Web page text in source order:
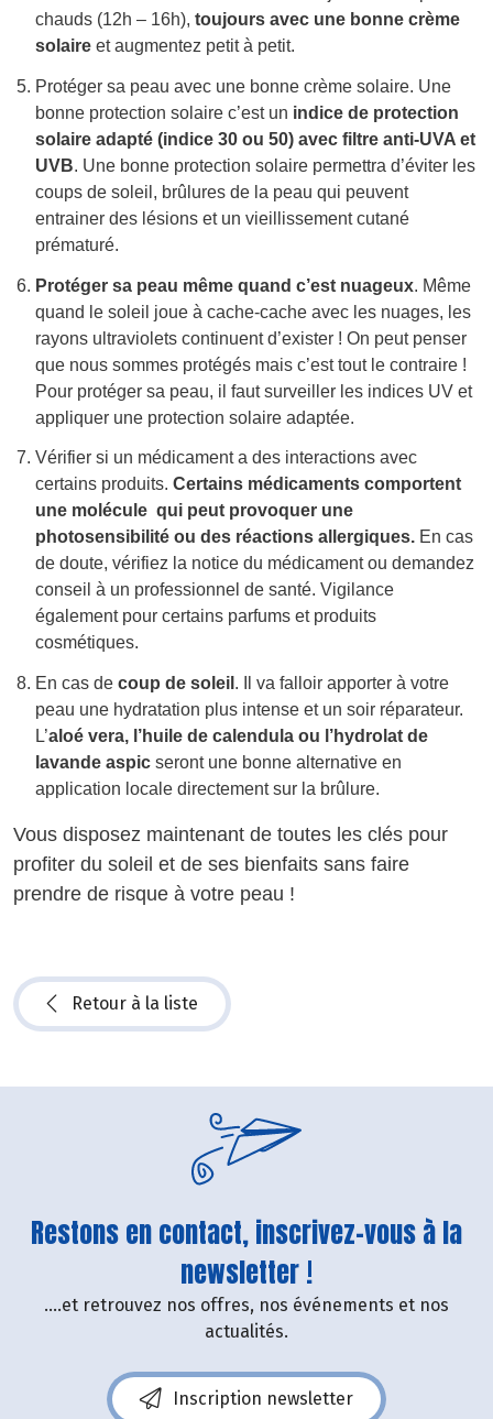
chauds (12h – 16h), toujours avec une bonne crème
solaire et augmentez petit à petit.
Protéger sa peau avec une bonne crème solaire. Une
bonne protection solaire c’est un indice de protection
solaire adapté (indice 30 ou 50) avec filtre anti-UVA et
UVB. Une bonne protection solaire permettra d’éviter les
coups de soleil, brûlures de la peau qui peuvent
entrainer des lésions et un vieillissement cutané
prématuré.
Protéger sa peau même quand c’est nuageux. Même
quand le soleil joue à cache-cache avec les nuages, les
rayons ultraviolets continuent d’exister ! On peut penser
que nous sommes protégés mais c’est tout le contraire !
Pour protéger sa peau, il faut surveiller les indices UV et
appliquer une protection solaire adaptée.
Vérifier si un médicament a des interactions avec
certains produits. Certains médicaments comportent
une molécule qui peut provoquer une
photosensibilité ou des réactions allergiques. En cas
de doute, vérifiez la notice du médicament ou demandez
conseil à un professionnel de santé. Vigilance
également pour certains parfums et produits
cosmétiques.
En cas de coup de soleil . Il va falloir apporter à votre
peau une hydratation plus intense et un soir réparateur.
L’aloé vera, l’huile de calendula ou l’hydrolat de
lavande aspic seront une bonne alternative en
application locale directement sur la brûlure.
Vous disposez maintenant de toutes les clés pour
profiter du soleil et de ses bienfaits sans faire
prendre de risque à votre peau !
Retour à la liste
Restons en contact, inscrivez-vous à la
newsletter !
....et retrouvez nos offres, nos événements et nos
actualités.
Inscription newsletter